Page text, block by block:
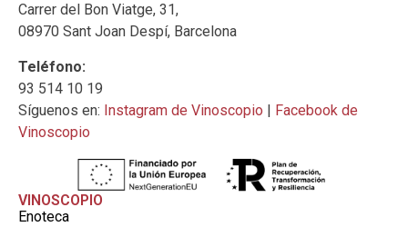
Carrer del Bon Viatge, 31,
08970 Sant Joan Despí, Barcelona
Teléfono:
93 514 10 19
Síguenos en: Instagram de Vinoscopio | Facebook de
Vinoscopio
VINOSCOPIO
Enoteca